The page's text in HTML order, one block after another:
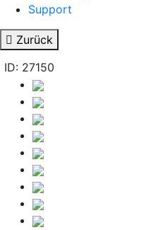
Support
Zurück
ID: 27150